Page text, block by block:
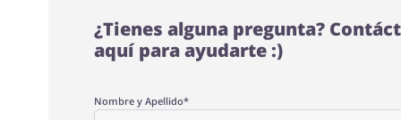
¿Tienes alguna pregunta?
aquí para ayudarte :)
Nombre y Apellido*